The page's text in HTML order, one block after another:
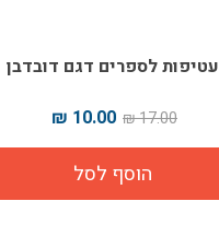
עטיפות לספרים דגם דובדבן
17.00 ₪
10.00 ₪